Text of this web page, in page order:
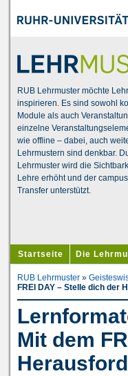
RUB Lehrmuster möchte
inspirieren. Es sind sowohl
Module als auch
einzelne
wie offline – dabei, auch
Lehrmustern sind denkbar.
Lehrmuster wird die
Lehre erhöht und der
Transfer unterstützt.
Startseite Die
RUB Lehrmuster »
FREI DAY – Stelle dich der
Mit dem